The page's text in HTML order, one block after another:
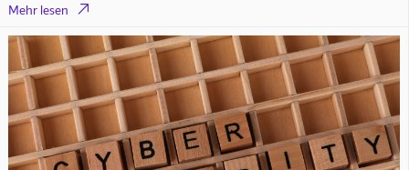
Mehr lesen 